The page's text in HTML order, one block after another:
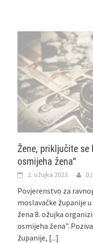
Žene, priključite se
osmijeha žena“
2. ožujka 2023. DJ
Povjerenstvo za
moslavačke županije
žena 8. ožujka
osmijeha žena”.
županije, [...]